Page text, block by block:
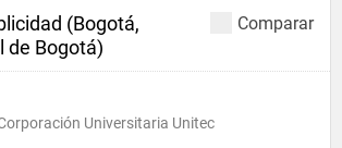
Comparar
(Bogotá,
de Bogotá)
Universitaria Unitec